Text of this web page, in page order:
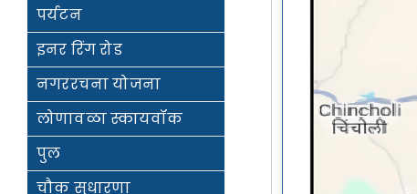
पर्यटन
इनर रिंग रोड
नगररचना योजना
लोणावळा स्कायवॉक
पुल
चौक सुधारणा